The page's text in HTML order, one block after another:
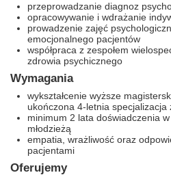
przeprowadzanie diagnoz
opracowywanie i wdrażanie
prowadzenie zajęć
emocjonalnego pacjentów
współpraca z zespołem
zdrowia psychicznego
Wymagania
wykształcenie wyższe
ukończona 4-letnia specjalizacja
minimum 2 lata doświadczenia
młodzieżą
empatia, wrażliwość oraz
pacjentami
Oferujemy